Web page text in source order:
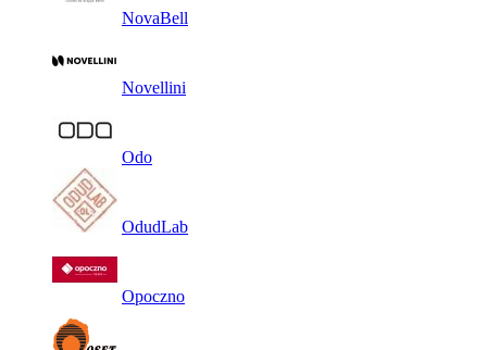
NovaBell
Novellini
Odo
OdudLab
Opoczno